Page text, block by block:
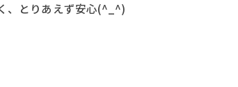
、とりあえず安心(^_^)